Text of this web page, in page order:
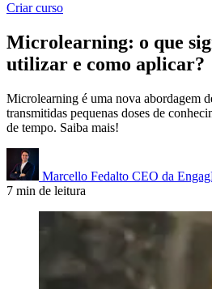
Criar curso
Microlearning: o que
utilizar e como aplicar?
Microlearning é uma nova abordagem
transmitidas pequenas doses de
de tempo. Saiba mais!
Marcello Fedalto CEO da
7 min de leitura